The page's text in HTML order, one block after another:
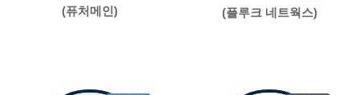
(퓨처메인) (플루크 네트웍스)